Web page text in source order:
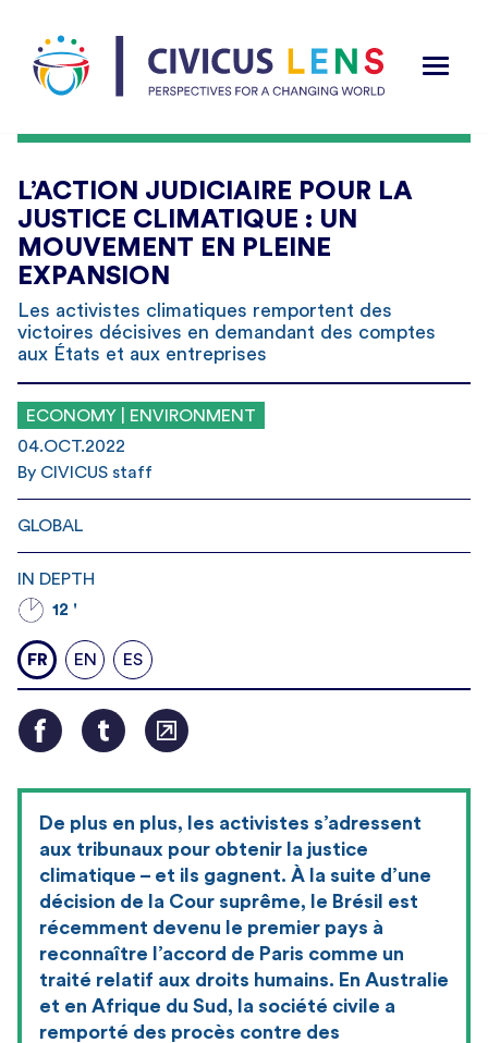
L’ACTION JUDICIAIRE POUR LA
JUSTICE CLIMATIQUE : UN
MOUVEMENT EN PLEINE
EXPANSION
Les activistes climatiques remportent des
victoires décisives en demandant des comptes
aux États et aux entreprises
ECONOMY | ENVIRONMENT
04.OCT.2022
By CIVICUS staff
GLOBAL
IN DEPTH
12 '
FR EN ES
De plus en plus, les activistes s’adressent
aux tribunaux pour obtenir la justice
climatique – et ils gagnent. À la suite d’une
décision de la Cour suprême, le Brésil est
récemment devenu le premier pays à
reconnaître l’accord de Paris comme un
traité relatif aux droits humains. En Australie
et en Afrique du Sud, la société civile a
remporté des procès contre des